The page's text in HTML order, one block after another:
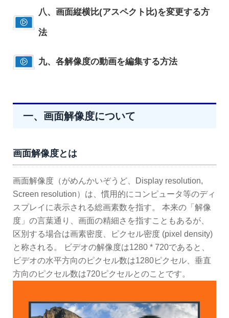
八、画面縦横比(アスペクト比)を変更する方
法
九、各解像度の動画を編集する方法
一、画面解像度について
画面解像度とは
画面解像度（がめんかいぞうど、Display resolution,
Screen resolution）は、慣用的にコンピュータ等のディ
スプレイに表示される総画素数を指す。 本来の「解像
度」の言葉通り、画面の精細さを指すこともあるが、
区別する場合は画素密度、ピクセル密度 (pixel density)
と称される。 ビデオの解像度は1280 * 720であると、
ビデオの水平方向のピクセル数は1280ピクセル、垂直
方向のピクセル数は720ピクセルとのことです。